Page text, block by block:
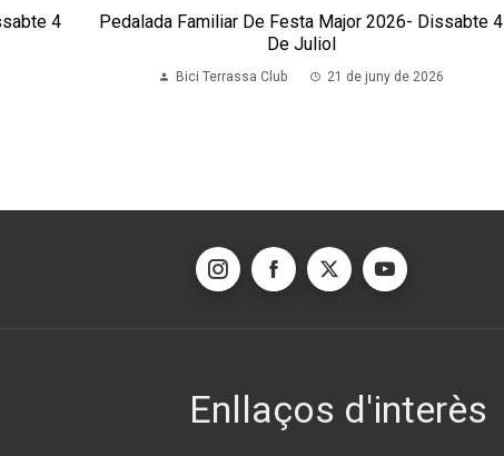
4
Pedalada Familiar De Festa Major 2026- Dissabte 4
De Juliol
Bici Terrassa Club 21 de juny de 2026
Enllaços d'interès